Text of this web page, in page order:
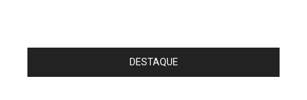
DESTAQUE